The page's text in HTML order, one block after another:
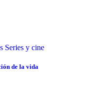
Series y cine
de la vida